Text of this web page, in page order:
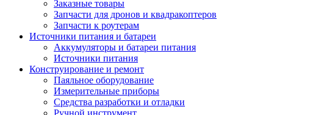
Заказные товары
Запчасти для дронов и квадракоптеров
Запчасти к роутерам
Источники питания и батареи
Аккумуляторы и батареи питания
Источники питания
Конструирование и ремонт
Паяльное оборудование
Измерительные приборы
Средства разработки и отладки
Ручной инструмент